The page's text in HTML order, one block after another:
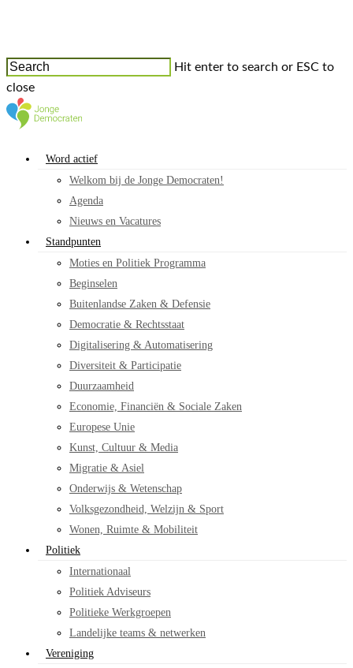
Hit enter to search or ESC to
close
Word actief
Welkom bij de Jonge Democraten!
Agenda
Nieuws en Vacatures
Standpunten
Moties en Politiek Programma
Beginselen
Buitenlandse Zaken & Defensie
Democratie & Rechtsstaat
Digitalisering & Automatisering
Diversiteit & Participatie
Duurzaamheid
Economie, Financiën & Sociale Zaken
Europese Unie
Kunst, Cultuur & Media
Migratie & Asiel
Onderwijs & Wetenschap
Volksgezondheid, Welzijn & Sport
Wonen, Ruimte & Mobiliteit
Politiek
Internationaal
Politiek Adviseurs
Politieke Werkgroepen
Landelijke teams & netwerken
Vereniging